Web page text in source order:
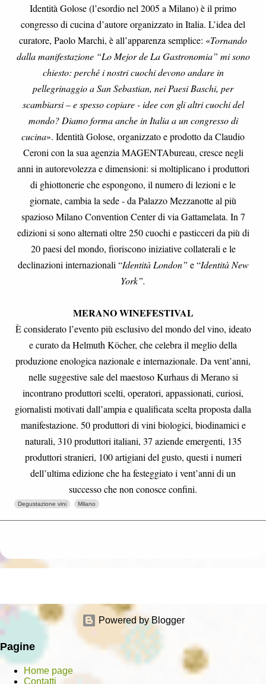
Identità Golose (l’esordio nel 2005 a Milano) è il primo
congresso di cucina d’autore organizzato in Italia. L’idea del
curatore, Paolo Marchi, è all’apparenza semplice: «Tornando
dalla manifestazione “Lo Mejor de La Gastronomia” mi sono
chiesto: perché i nostri cuochi devono andare in
pellegrinaggio a San Sebastian, nei Paesi Baschi, per
scambiarsi – e spesso copiare - idee con gli altri cuochi del
mondo? Diamo forma anche in Italia a un congresso di
cucina». Identità Golose, organizzato e prodotto da Claudio
Ceroni con la sua agenzia MAGENTAbureau, cresce negli
anni in autorevolezza e dimensioni: si moltiplicano i produttori
di ghiottonerie che espongono, il numero di lezioni e le
giornate, cambia la sede - da Palazzo Mezzanotte al più
spazioso Milano Convention Center di via Gattamelata. In 7
edizioni si sono alternati oltre 250 cuochi e pasticceri da più di
20 paesi del mondo, fioriscono iniziative collaterali e le
declinazioni internazionali “Identità London” e “Identità New
York”.
MERANO WINEFESTIVAL
È considerato l’evento più esclusivo del mondo del vino, ideato
e curato da Helmuth Köcher, che celebra il meglio della
produzione enologica nazionale e internazionale. Da vent’anni,
nelle suggestive sale del maestoso Kurhaus di Merano si
incontrano produttori scelti, operatori, appassionati, curiosi,
giornalisti motivati dall’ampia e qualificata scelta proposta dalla
manifestazione. 50 produttori di vini biologici, biodinamici e
naturali, 310 produttori italiani, 37 aziende emergenti, 135
produttori stranieri, 100 artigiani del gusto, questi i numeri
dell’ultima edizione che ha festeggiato i vent’anni di un
successo che non conosce confini.
Degustazione vini Milano
Powered by Blogger
Pagine
Home page
Contatti